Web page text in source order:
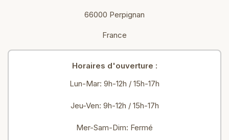
66000 Perpignan
France
Horaires d'ouverture :
Lun-Mar: 9h-12h / 15h-17h
Jeu-Ven: 9h-12h / 15h-17h
Mer-Sam-Dim: Fermé